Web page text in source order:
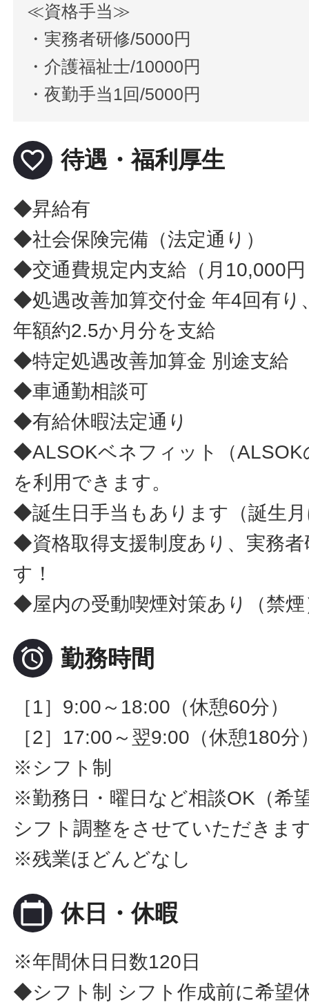
≪資格手当≫
・実務者研修/5000円
・介護福祉士/10000円
・夜勤手当1回/5000円
favorite_border 待遇・福利厚生
◆昇給有
◆社会保険完備（法定通り）
◆交通費規定内支給（月10,000
◆処遇改善加算交付金 年4回有り
年額約2.5か月分を支給
◆特定処遇改善加算金 別途支給
◆車通勤相談可
◆有給休暇法定通り
◆ALSOKベネフィット（ALSOK
を利用できます。
◆誕生日手当もあります（誕生
◆資格取得支援制度あり、実務
す！
◆屋内の受動喫煙対策あり（禁煙
 勤務時間
［1］9:00～18:00（休憩60分）
［2］17:00～翌9:00（休憩180分
※シフト制
※勤務日・曜日など相談OK（希
シフト調整をさせていただきま
※残業ほどんどなし
calendar_today 休日・休暇
※年間休日日数120日
◆シフト制 シフト作成前に希望